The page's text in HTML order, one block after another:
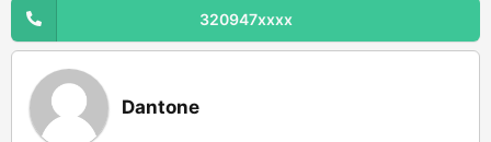
320947xxxx
Dantone